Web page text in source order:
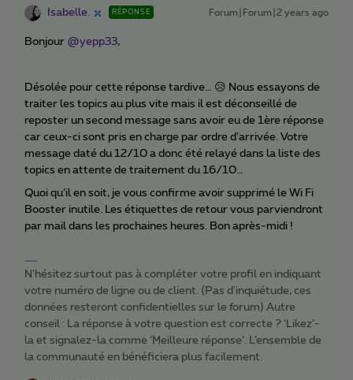
Isabelle. RÉPONSE Forum|Forum|2 years ago
Bonjour @yepp33,
Désolée pour cette réponse tardive… 😥 Nous essayons de
traiter les topics au plus vite mais il est déconseillé de
reposter un second message sans avoir eu de 1ère réponse
car ceux-ci sont pris en charge par ordre d’arrivée. Votre
message daté du 12/10 a donc été relayé dans la liste des
topics en attente de traitement du 16/10…
Quoi qu’il en soit, je vous confirme avoir supprimé le Wi Fi
Booster inutile. Les étiquettes de retour vous parviendront
par mail dans les prochaines heures. Bon après-midi !
N'hésitez surtout pas à compléter votre profil en indiquant
votre numéro de ligne ou de client. (Pas d'inquiétude, ces
données resteront confidentielles sur le forum) Autre
conseil : La réponse à votre question est correcte ? ‘Likez’-
la et signalez-la comme ‘Meilleure réponse’. L’ensemble de
la communauté en bénéficiera plus facilement.